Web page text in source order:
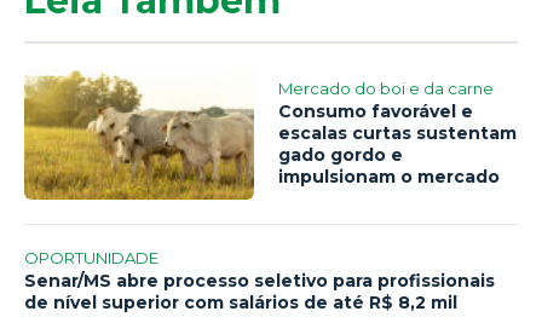
Mercado do boi e da carne
Consumo favorável e
escalas curtas sustentam
gado gordo e
impulsionam o mercado
OPORTUNIDADE
Senar/MS abre processo seletivo para profissionais
de nível superior com salários de até R$ 8,2 mil